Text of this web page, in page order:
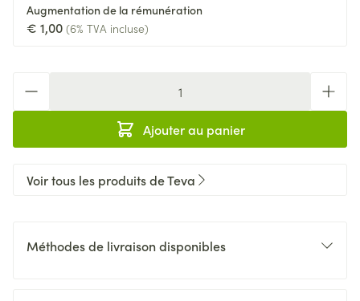
Augmentation de la rémunération
€ 1,00 (6% TVA incluse)
Ajouter au panier
Voir tous les produits de Teva
Méthodes de livraison disponibles